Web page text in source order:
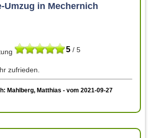
Umzug in Mechernich
5 / 5
zufrieden.
Mahlberg, Matthias - vom 2021-09-27